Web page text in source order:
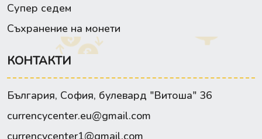
Супер седем
Съхранение на монети
КОНТАКТИ
България, София, булевард "Витоша" 36
currencycenter.eu@gmail.com
currencycenter1@gmail.com